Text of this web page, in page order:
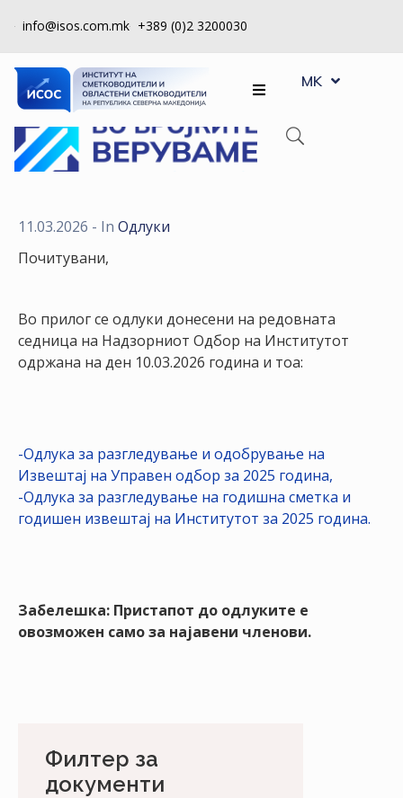
info@isos.com.mk +389 (0)2 3200030
ЗА
НАС
РЕГИСТРИ
КОНТРОЛА
КВАЛИТЕТ
ДА
СТАНАМ
ЧЛЕН
КОНТАКТ
НАЈАВА
ЗА
MK
SQ
Филтер за
документи
11.03.2026 - In Одлуки
Почитувани,
Во прилог се одлуки донесени на редовната
седница на Надзорниот Одбор на Институтот
одржана на ден 10.03.2026 година и тоа:
-Одлука за разгледување и одобрување на
Извештај на Управен одбор за 2025 година,
-Одлука за разгледување на годишна сметка и
годишен извештај на Институтот за 2025 година.
Забелешка: Пристапот до одлуките е
овозможен само за најавени членови.